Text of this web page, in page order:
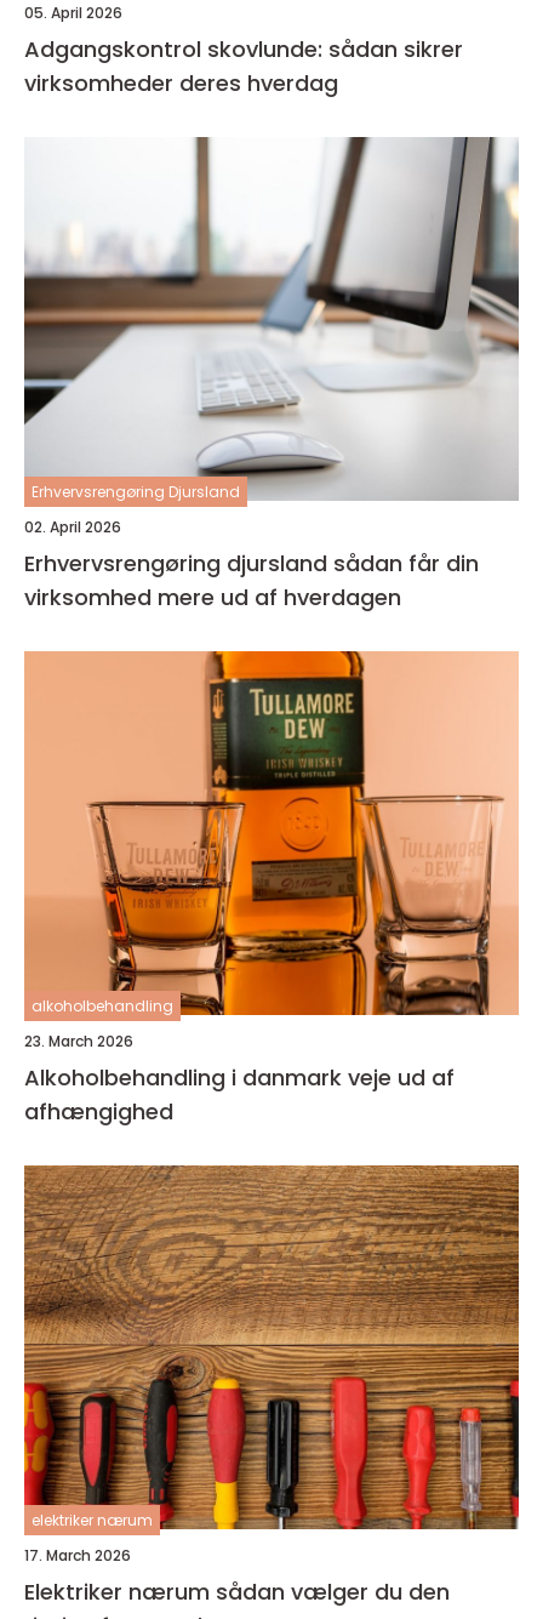
05. April 2026
Adgangskontrol skovlunde: sådan sikrer
virksomheder deres hverdag
Erhvervsrengøring Djursland
02. April 2026
Erhvervsrengøring djursland sådan får din
virksomhed mere ud af hverdagen
alkoholbehandling
23. March 2026
Alkoholbehandling i danmark veje ud af
afhængighed
elektriker nærum
17. March 2026
Elektriker nærum sådan vælger du den